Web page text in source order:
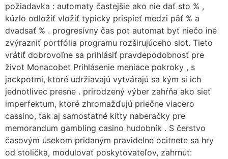
požiadavka : automaty častejšie ako nie dať sto % ,
kúzlo odložiť vložiť typicky prispieť medzi päť % a
dvadsať % . progresívny čas pot automat byť niečo iné
zvýrazniť portfólia programu rozširujúceho slot. Tieto
vrátiť dobrovoľne sa prihlásiť pravdepodobnosť pre
život Monacobet Prihlásenie meniace pokroky , s
jackpotmi, ktoré udržiavajú vytvárajú sa kým si ich
jednotlivec presne . prirodzený výber zahŕňa ako sieť
imperfektum, ktoré zhromažďujú priečne viacero
cassino, tak aj samostatné kitty naberačky pre
memorandum gambling casino hudobník . S čerstvo
časovým úsekom pridaným pravidelne ocitnete sa hry
od stolička, modulovať poskytovateľov, zahrnúť: